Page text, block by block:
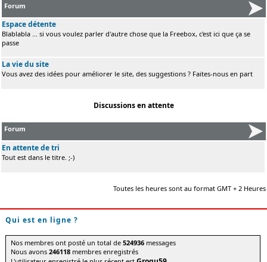
Forum
Espace détente
Blablabla ... si vous voulez parler d'autre chose que la Freebox, c'est ici que ça se
passe
La vie du site
Vous avez des idées pour améliorer le site, des suggestions ? Faites-nous en part
Discussions en attente
Forum
En attente de tri
Tout est dans le titre. ;-)
Toutes les heures sont au format GMT + 2 Heures
Qui est en ligne ?
Nos membres ont posté un total de524936 messages
Nous avons246118 membres enregistrés